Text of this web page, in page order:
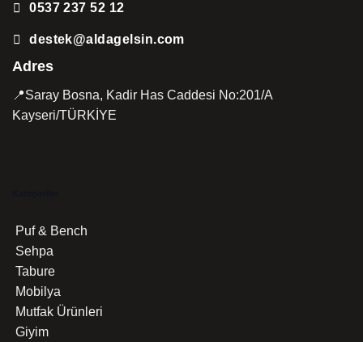
0537 237 52 12
destek@aldagelsin.com
Adres
📍Saray Bosna, Kadir Has Caddesi No:201/A
Kayseri/TÜRKİYE
Puf & Bench
Sehpa
Tabure
Mobilya
Mutfak Ürünleri
Giyim